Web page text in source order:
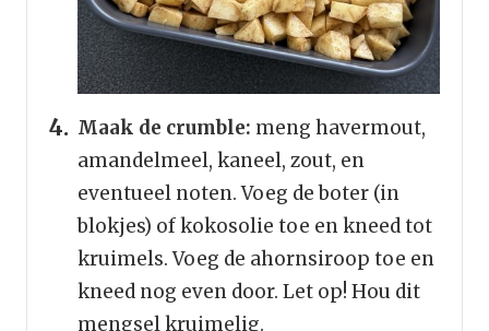
Maak de crumble: meng havermout,
amandelmeel, kaneel, zout, en
eventueel noten. Voeg de boter (in
blokjes) of kokosolie toe en kneed tot
kruimels. Voeg de ahornsiroop toe en
kneed nog even door. Let op! Hou dit
mengsel kruimelig.